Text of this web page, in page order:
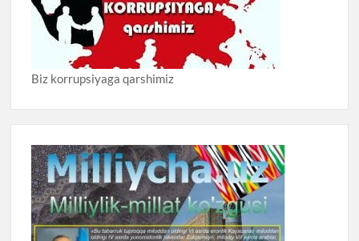
Biz korrupsiyaga qarshimiz